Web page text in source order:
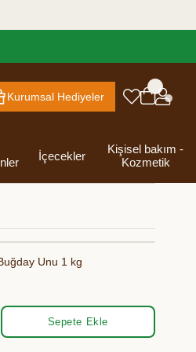
Kurumsal Hediyeler
Kahvaltılık
İçecekler
Kişisel bakım -
Kozmetik
Unu 1 kg
Sepete Ekle